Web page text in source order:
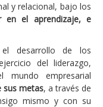
y relacional, bajo los
en el aprendizaje, e
desarrollo de los
del liderazgo,
mundo empresarial
sus metas, a través de
mismo y con su